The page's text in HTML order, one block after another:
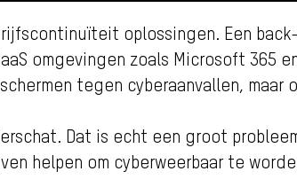
oplossingen. Een
omgevingen zoals Microsoft 365
tegen cyberaanvallen, maar
Dat is echt een groot
helpen om cyberweerbaar te